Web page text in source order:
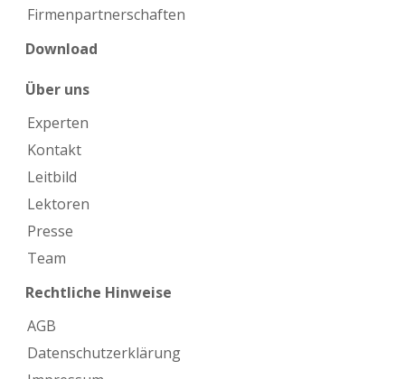
Firmen­partnerschaften
Download
Über uns
Experten
Kontakt
Leitbild
Lektoren
Presse
Team
Rechtliche Hinweise
AGB
Datenschutzerklärung